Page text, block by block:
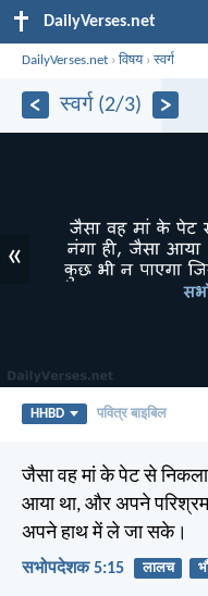
DailyVerses.net
DailyVerses.net ›विषय›स्वर्ग
स्वर्ग (2/3)
«
HHBD पवित्र बाइबिल
जैसा वह मां के पेट से निकला
आया था, और अपने
अपने हाथ में ले जा सके।
सभोपदेशक 5:15 लालच